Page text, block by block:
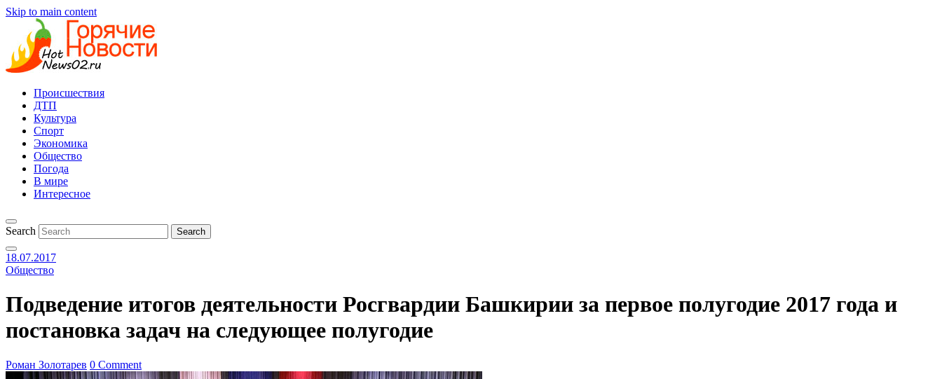
Skip to main content
Происшествия
ДТП
Культура
Спорт
Экономика
Общество
Погода
В мире
Интересное
Search
18.07.2017
Общество
Подведение итогов деятельности Росгвардии Башкирии за первое полугодие 2017 года и
постановка задач на следующее полугодие
Роман Золотарев 0 Comment